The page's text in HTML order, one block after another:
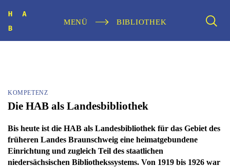
MENÜ BIBLIOTHEK
KOMPETENZ
Die HAB als Landesbibliothek
Bis heute ist die HAB als Landesbibliothek für das Gebiet des
früheren Landes Braunschweig eine heimatgebundene
Einrichtung und zugleich Teil des staatlichen
niedersächsischen Bibliothekssystems. Von 1919 bis 1926 war